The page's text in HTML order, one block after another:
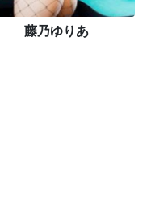
藤乃ゆりあ